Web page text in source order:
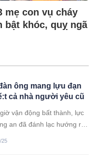
mẹ con vụ cháy
bật khóc, quỵ ngã
ông mang lựu đạn
cả nhà người yêu cũ
vận động bất thành, lực
an đã đánh lạc hướng rồi
25